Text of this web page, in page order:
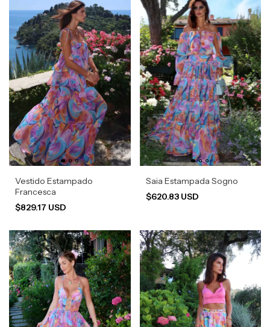
Vestido Estampado
Francesca
$829.17 USD
Saia Estampada Sogno
$620.83 USD